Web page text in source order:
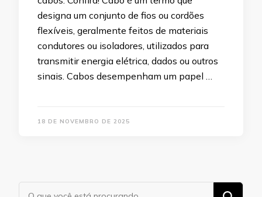
designa um conjunto de fios ou cordões
flexíveis, geralmente feitos de materiais
condutores ou isoladores, utilizados para
transmitir energia elétrica, dados ou outros
sinais. Cabos desempenham um papel …
18 DE NOVEMBRO DE 2025
Procurando